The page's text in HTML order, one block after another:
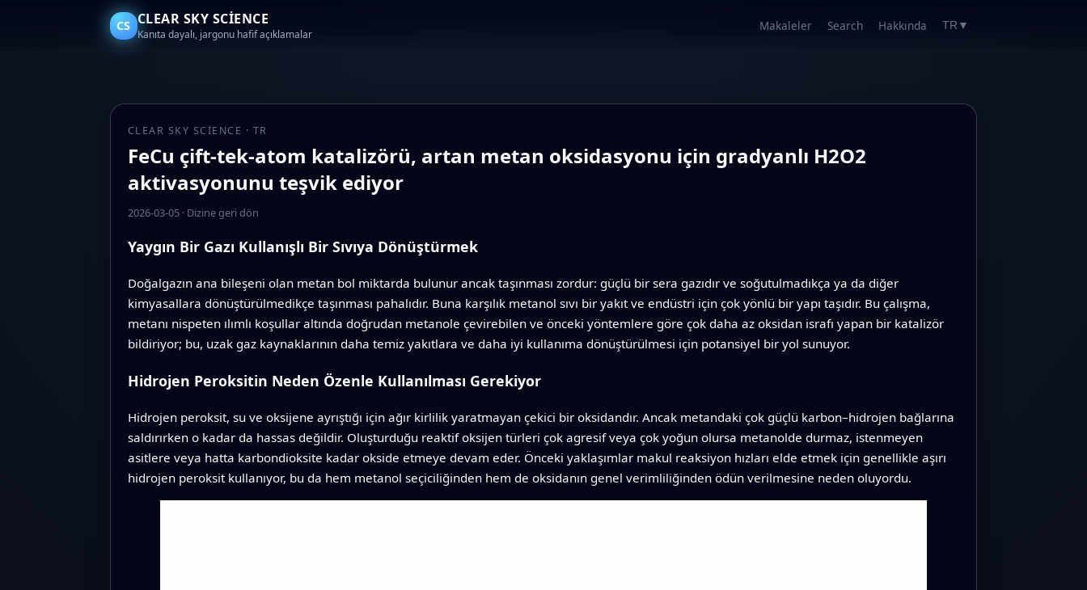
CS CLEAR SKY SCIENCE
Kanıta dayalı, jargonu hafif açıklamalar
Makaleler Search Hakkında TR ▼
CLEAR SKY SCIENCE · TR
FeCu çift-tek-atom katalizörü, artan metan oksidasyonu için gradyanlı H2O2
aktivasyonunu teşvik ediyor
2026-03-05· Dizine geri dön
Yaygın Bir Gazı Kullanışlı Bir Sıvıya Dönüştürmek
Doğalgazın ana bileşeni olan metan bol miktarda bulunur ancak taşınması zordur: güçlü bir sera gazıdır ve soğutulmadıkça ya da diğer
kimyasallara dönüştürülmedikçe taşınması pahalıdır. Buna karşılık metanol sıvı bir yakıt ve endüstri için çok yönlü bir yapı taşıdır. Bu çalışma,
metanı nispeten ılımlı koşullar altında doğrudan metanole çevirebilen ve önceki yöntemlere göre çok daha az oksidan israfı yapan bir katalizör
bildiriyor; bu, uzak gaz kaynaklarının daha temiz yakıtlara ve daha iyi kullanıma dönüştürülmesi için potansiyel bir yol sunuyor.
Hidrojen Peroksitin Neden Özenle Kullanılması Gerekiyor
Hidrojen peroksit, su ve oksijene ayrıştığı için ağır kirlilik yaratmayan çekici bir oksidandır. Ancak metandaki çok güçlü karbon–hidrojen bağlarına
saldırırken o kadar da hassas değildir. Oluşturduğu reaktif oksijen türleri çok agresif veya çok yoğun olursa metanolde durmaz, istenmeyen
asitlere veya hatta karbondioksite kadar okside etmeye devam eder. Önceki yaklaşımlar makul reaksiyon hızları elde etmek için genellikle aşırı
hidrojen peroksit kullanıyor, bu da hem metanol seçiciliğinden hem de oksidanın genel verimliliğinden ödün verilmesine neden oluyordu.